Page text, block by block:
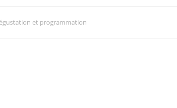
et programmation